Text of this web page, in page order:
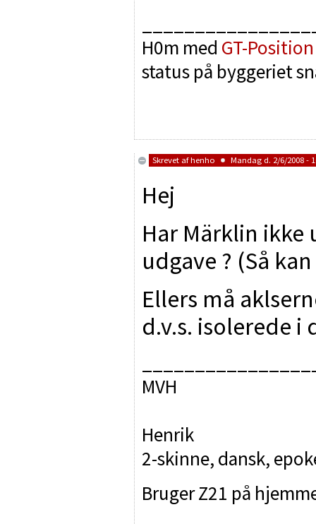
H0m med GT-Position
status på byggeriet
Skrevet afhenho Mandag d. 2/6/2008 -
Hej
Har Märklin ikke
udgave ? (Så
Ellers må
d.v.s. isolerede i
MVH
Henrik
2-skinne, dansk,
Bruger Z21 på